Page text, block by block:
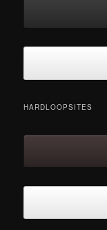
HARDLOOPSITES